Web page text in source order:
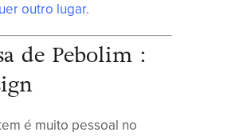
outro lugar.
de Pebolim :
é muito pessoal no